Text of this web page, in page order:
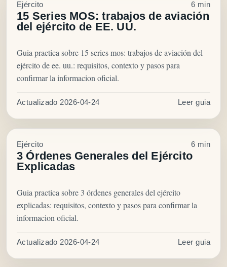
Ejército 6 min
15 Series MOS: trabajos de aviación
del ejército de EE. UU.
Guia practica sobre 15 series mos: trabajos de aviación del
ejército de ee. uu.: requisitos, contexto y pasos para
confirmar la informacion oficial.
Actualizado 2026-04-24 Leer guia
Ejército 6 min
3 Órdenes Generales del Ejército
Explicadas
Guia practica sobre 3 órdenes generales del ejército
explicadas: requisitos, contexto y pasos para confirmar la
informacion oficial.
Actualizado 2026-04-24 Leer guia